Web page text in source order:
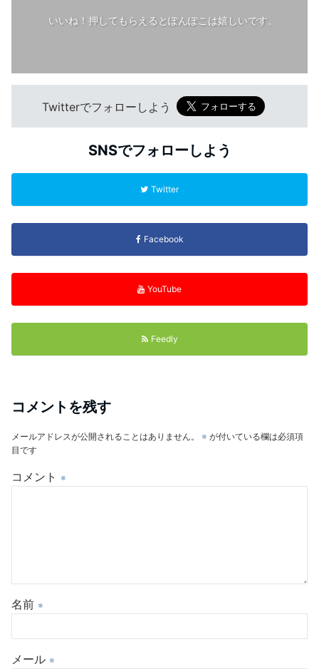
いいね！押してもらえるとぽんぽこは嬉しいです。
Twitterでフォローしよう
SNSでフォローしよう
Twitter
Facebook
YouTube
Feedly
コメントを残す
メールアドレスが公開されることはありません。 ※ が付いている欄は必須項
目です
コメント ※
名前 ※
メール ※